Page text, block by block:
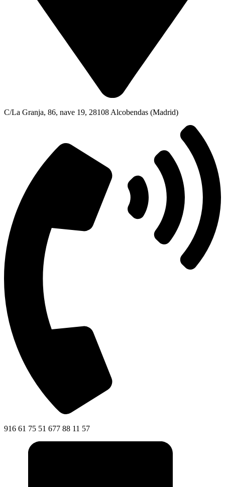
C/La Granja, 86, nave 19, 28108 Alcobendas (Madrid)
916 61 75 51 677 88 11 57